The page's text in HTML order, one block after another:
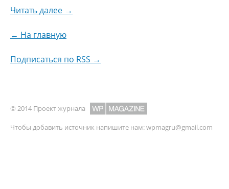
Читать далее →
← На главную
Подписаться по RSS →
© 2014 Проект журнала
Чтобы добавить источник напишите нам:wpmagru@gmail.com